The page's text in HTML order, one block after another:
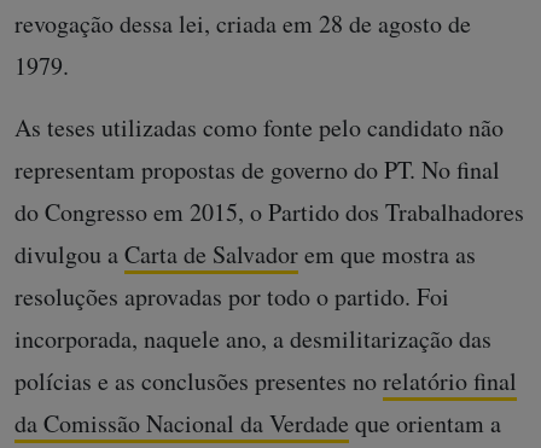
revogação dessa lei, criada em 28 de agosto de
1979.
As teses utilizadas como fonte pelo candidato não
representam propostas de governo do PT. No final
do Congresso em 2015, o Partido dos Trabalhadores
divulgou aCarta de Salvadorem que mostra as
resoluções aprovadas por todo o partido. Foi
incorporada, naquele ano, a desmilitarização das
polícias e as conclusões presentes norelatório final
da Comissão Nacional da Verdade que orientam a